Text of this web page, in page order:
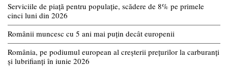
Serviciile de piață pentru populație, scădere de 8% pe primele
cinci luni din 2026
Românii muncesc cu 5 ani mai puțin decât europenii
România, pe podiumul european al creșterii prețurilor la carburanți
și lubrifianți în iunie 2026